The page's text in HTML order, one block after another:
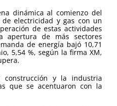
dinámica al comienzo del
electricidad y gas con un
de estas actividades
apertura de más sectores
de energía bajó 10,71
5,54 %, según la firma XM,
construcción y la industria
que se acentuaron con la